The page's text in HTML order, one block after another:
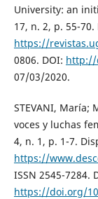
University: an
17, n. 2, p. 55-
https://
0806. DOI: http://
07/03/2020.
STEVANI, María;
voces y luchas
4, n. 1, p. 1-7.
https://
ISSN 2545-7284.
https://doi.org/